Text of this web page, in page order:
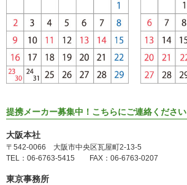
提携メーカー募集中！こちらにご連絡ください
大阪本社
〒542-0066 大阪市中央区瓦屋町2-13-5
TEL：06-6763-5415 FAX：06-6763-0207
東京事務所